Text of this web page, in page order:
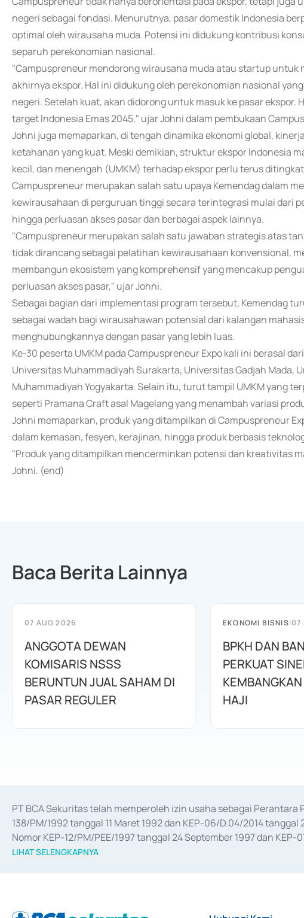
negeri sebagai fondasi. Menurutnya, pasar domestik Indonesia
optimal oleh wirausaha muda. Potensi ini didukung kontribusi
separuh perekonomian nasional.
"Campuspreneur mendorong wirausaha muda atau startup untuk
akhirnya ekspor. Hal ini didukung oleh perekonomian nasional
negeri. Setelah kuat, akan didorong untuk masuk ke pasar ekspor.
target Indonesia Emas 2045," ujar Johni dalam pembukaan
Johni juga memaparkan, di tengah dinamika ekonomi global,
ketahanan yang kuat. Meski demikian, struktur ekspor Indonesia
kecil, dan menengah (UMKM) terhadap ekspor perlu terus
Campuspreneur merupakan salah satu upaya Kemendag dalam
kewirausahaan di perguruan tinggi secara terintegrasi mulai dari
hingga perluasan akses pasar dan berbagai aspek lainnya.
"Campuspreneur merupakan salah satu jawaban strategis atas
tidak dirancang sebagai pelatihan kewirausahaan konvensional,
membangun ekosistem yang komprehensif yang mencakup
perluasan akses pasar," ujar Johni.
Sebagai bagian dari implementasi program tersebut, Kemendag
sebagai wadah bagi wirausahawan potensial dari kalangan
menghubungkannya dengan pasar yang lebih luas.
Ke-30 peserta UMKM pada Campuspreneur Expo kali ini berasal
Universitas Muhammadiyah Surakarta, Universitas Gadjah Mada,
Muhammadiyah Yogyakarta. Selain itu, turut tampil UMKM yang
seperti Pramana Craft asal Magelang yang menambah variasi
Johni memaparkan, produk yang ditampilkan di Campuspreneur
dalam kemasan, fesyen, kerajinan, hingga produk berbasis
"Produk yang ditampilkan mencerminkan potensi dan kreativitas
Johni. (end)
Baca Berita Lainnya
07 AUG 2026
ANGGOTA DEWAN
KOMISARIS NSSS
BERUNTUN JUAL SAHAM DI
PASAR REGULER
EKONOMI BISNIS|07
BPKH DAN
PERKUAT
HAJI
PT BCA Sekuritas telah memperoleh izin usaha sebagai
138/PM/1992 tanggal 11 Maret 1992 dan KEP-06/D.04/2014
Nomor KEP-12/PM/PEE/1997 tanggal 24 September 1997 dan
merger, akuisisi, divestasi, dan
LIHAT SELENGKAPNYA